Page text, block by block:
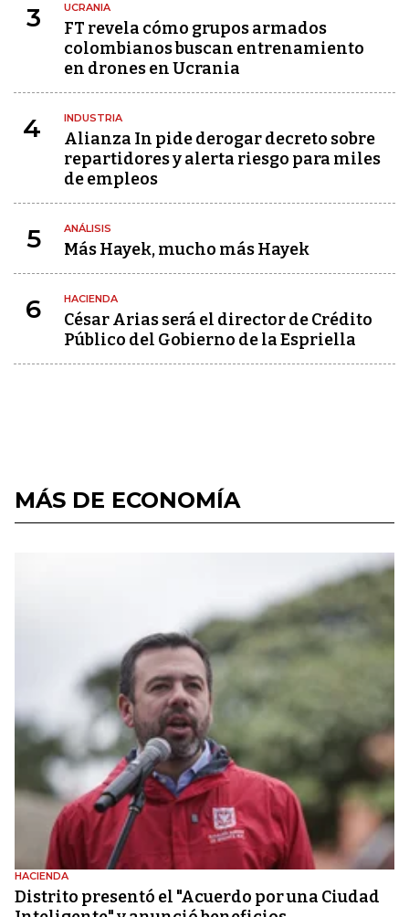
3 UCRANIA
FT revela cómo grupos armados
colombianos buscan entrenamiento
en drones en Ucrania
4 INDUSTRIA
Alianza In pide derogar decreto sobre
repartidores y alerta riesgo para miles
de empleos
5 ANÁLISIS
Más Hayek, mucho más Hayek
6 HACIENDA
César Arias será el director de Crédito
Público del Gobierno de la Espriella
MÁS DE ECONOMÍA
HACIENDA
Distrito presentó el "Acuerdo por una Ciudad